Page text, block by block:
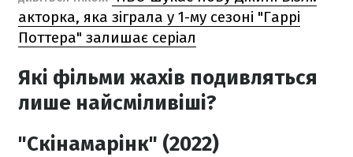
акторка, яка зіграла у 1-му сезоні "Гаррі
Поттера" залишає серіал
Які фільми жахів подивляться
лише найсміливіші?
"Скінамарінк" (2022)